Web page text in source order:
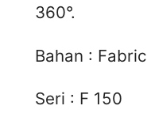
360°.
Bahan : Fabric
Seri : F 150